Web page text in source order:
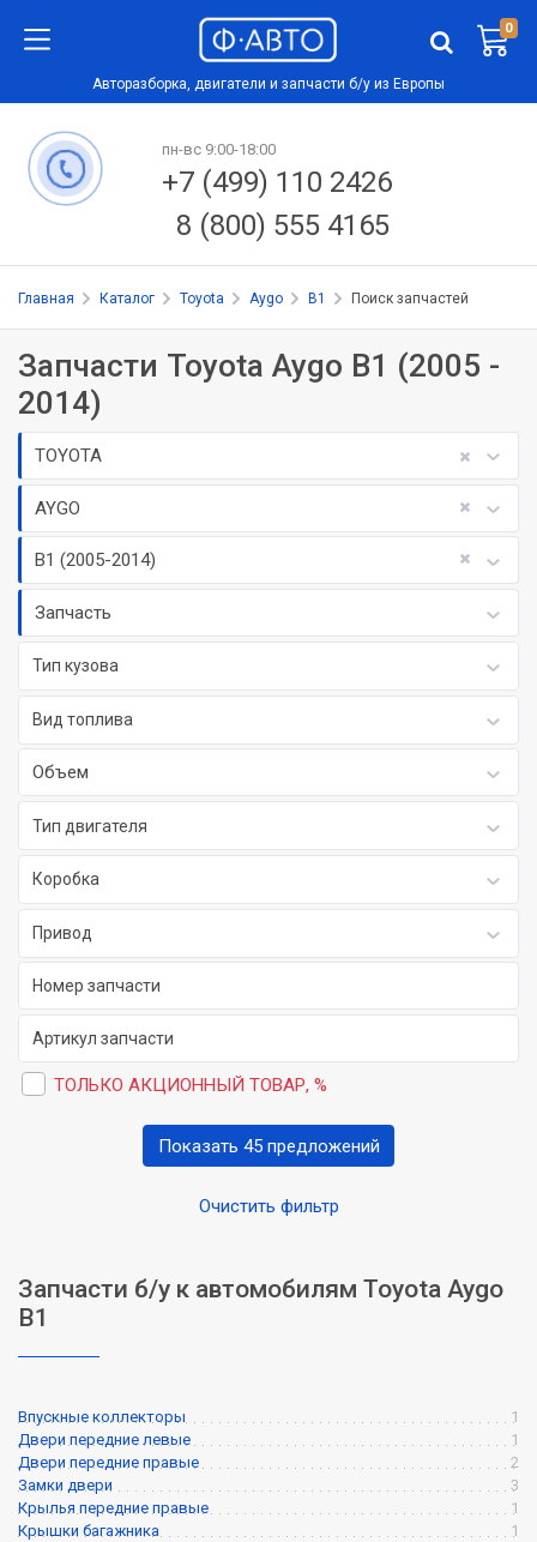
0
Авторазборка, двигатели и запчасти б/у из Европы
пн-вс 9:00-18:00
+7 (499) 110 2426
8 (800) 555 4165
Главная Каталог Toyota Aygo B1 Поиск запчастей
Запчасти Toyota Aygo B1 (2005 -
2014)
TOYOTA
AYGO
B1 (2005-2014)
Запчасть
Тип кузова
Вид топлива
Объем
Тип двигателя
Коробка
Привод
ТОЛЬКО АКЦИОННЫЙ ТОВАР, %
Очистить фильтр
Показать 45 предложений
Запчасти б/у к автомобилям Toyota Aygo
B1
Впускные коллекторы
1
Двери передние левые
1
Двери передние правые
2
Замки двери
3
Крылья передние правые
1
Крышки багажника
1